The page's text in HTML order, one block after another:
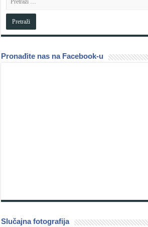
Pronađite nas na Facebook-u
Slučajna fotografija